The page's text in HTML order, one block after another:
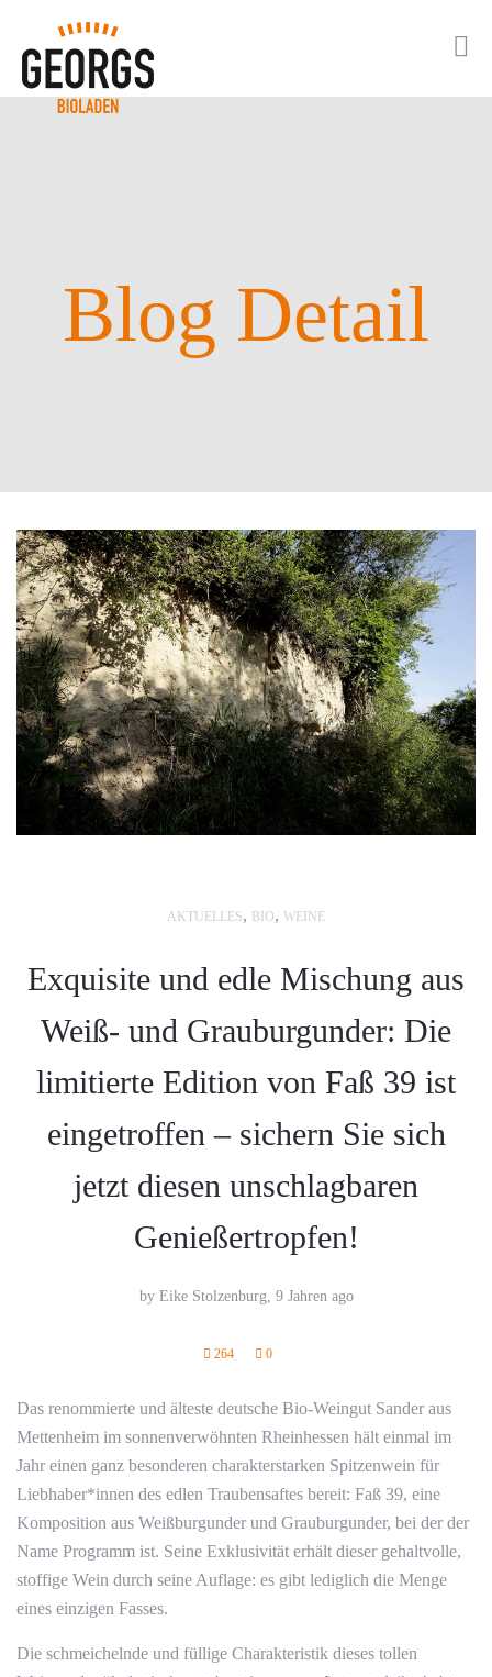
Blog Detail
AKTUELLES, BIO, WEINE
Exquisite und edle Mischung aus
Weiß- und Grauburgunder: Die
limitierte Edition von Faß 39 ist
eingetroffen – sichern Sie sich
jetzt diesen unschlagbaren
Genießertropfen!
by Eike Stolzenburg, 9 Jahren ago
264 0
Das renommierte und älteste deutsche Bio-Weingut Sander aus
Mettenheim im sonnenverwöhnten Rheinhessen hält einmal im
Jahr einen ganz besonderen charakterstarken Spitzenwein für
Liebhaber*innen des edlen Traubensaftes bereit: Faß 39, eine
Komposition aus Weißburgunder und Grauburgunder, bei der der
Name Programm ist. Seine Exklusivität erhält dieser gehaltvolle,
stoffige Wein durch seine Auflage: es gibt lediglich die Menge
eines einzigen Fasses.
Die schmeichelnde und füllige Charakteristik dieses tollen